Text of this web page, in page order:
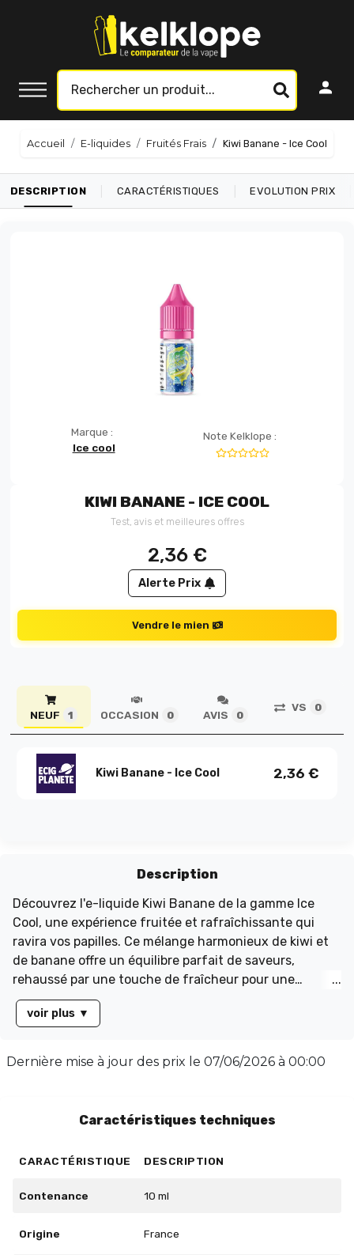
Accueil E-liquides Fruités Frais Kiwi Banane - Ice Cool
DESCRIPTION CARACTÉRISTIQUES EVOLUTION PRIX
Marque :
Ice cool
Note Kelklope :
KIWI BANANE - ICE COOL
Test, avis et meilleures offres
2,36€
Alerte Prix
Vendre le mien
NEUF 1 OCCASION 0 AVIS 0
VS 0
Kiwi Banane - Ice Cool 2,36 €
Description
Découvrez l'e-liquide Kiwi Banane de la gamme Ice
Cool, une expérience fruitée et rafraîchissante qui
ravira vos papilles. Ce mélange harmonieux de kiwi et
de banane offre un équilibre parfait de saveurs,
rehaussé par une touche de fraîcheur pour une
sensation unique. Idéal pour les amateurs de fruits,
cet e-liquide est proposé en flacon de 10 ml, avec un
savoureuse. Plongez dans un tourbillon de saveurs et
voir plus ▼
Dernière mise à jour des prix le 07/06/2026 à 00:00
Caractéristiques techniques
CARACTÉRISTIQUE DESCRIPTION
Contenance 10 ml
Origine France